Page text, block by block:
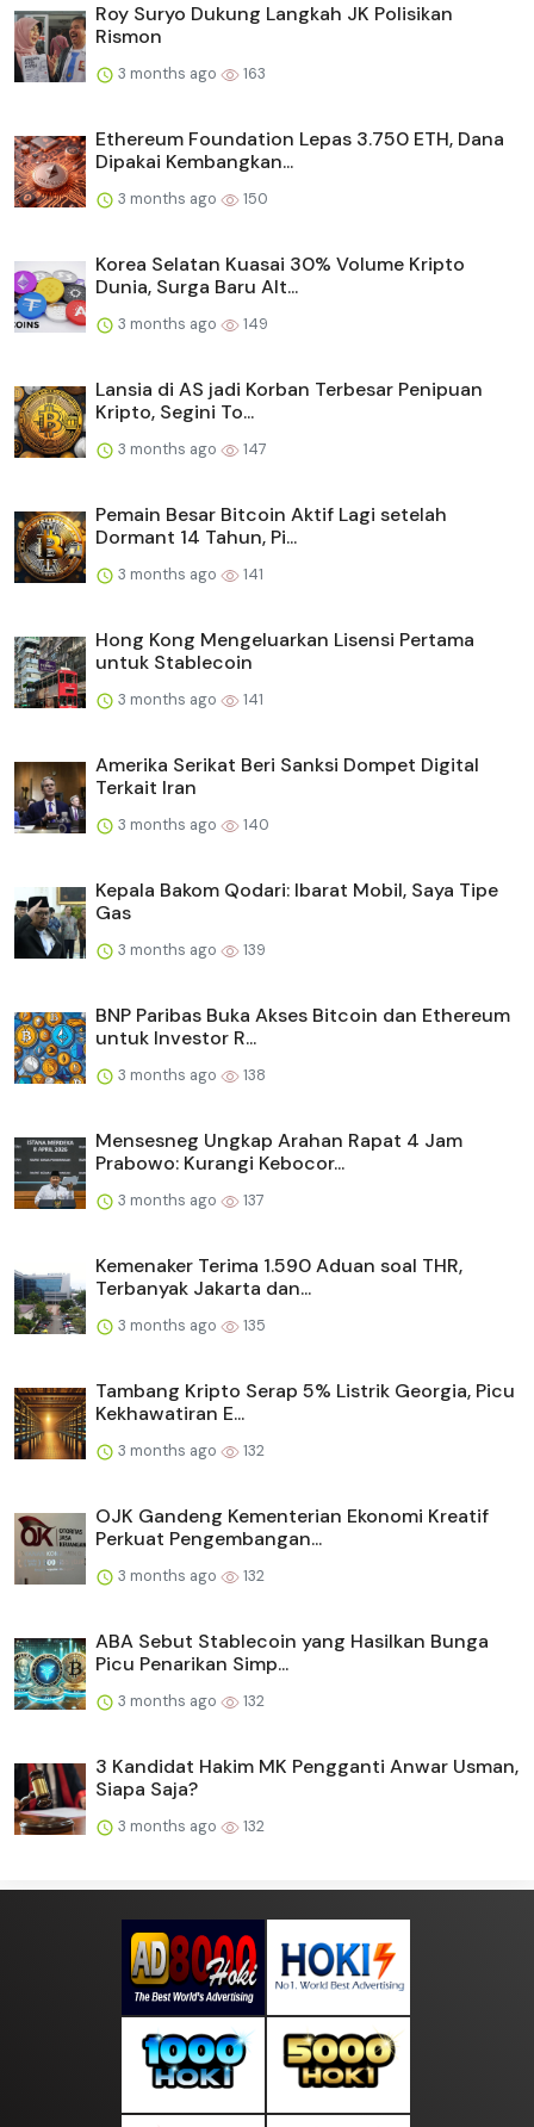
Roy Suryo Dukung Langkah JK Polisikan
Rismon
3 months ago 163
Ethereum Foundation Lepas 3.750 ETH, Dana
Dipakai Kembangkan...
3 months ago 150
Korea Selatan Kuasai 30% Volume Kripto
Dunia, Surga Baru Alt...
3 months ago 149
Lansia di AS jadi Korban Terbesar Penipuan
Kripto, Segini To...
3 months ago 147
Pemain Besar Bitcoin Aktif Lagi setelah
Dormant 14 Tahun, Pi...
3 months ago 141
Hong Kong Mengeluarkan Lisensi Pertama
untuk Stablecoin
3 months ago 141
Amerika Serikat Beri Sanksi Dompet Digital
Terkait Iran
3 months ago 140
Kepala Bakom Qodari: Ibarat Mobil, Saya Tipe
Gas
3 months ago 139
BNP Paribas Buka Akses Bitcoin dan Ethereum
untuk Investor R...
3 months ago 138
Mensesneg Ungkap Arahan Rapat 4 Jam
Prabowo: Kurangi Kebocor...
3 months ago 137
Kemenaker Terima 1.590 Aduan soal THR,
Terbanyak Jakarta dan...
3 months ago 135
Tambang Kripto Serap 5% Listrik Georgia, Picu
Kekhawatiran E...
3 months ago 132
OJK Gandeng Kementerian Ekonomi Kreatif
Perkuat Pengembangan...
3 months ago 132
ABA Sebut Stablecoin yang Hasilkan Bunga
Picu Penarikan Simp...
3 months ago 132
3 Kandidat Hakim MK Pengganti Anwar Usman,
Siapa Saja?
3 months ago 132